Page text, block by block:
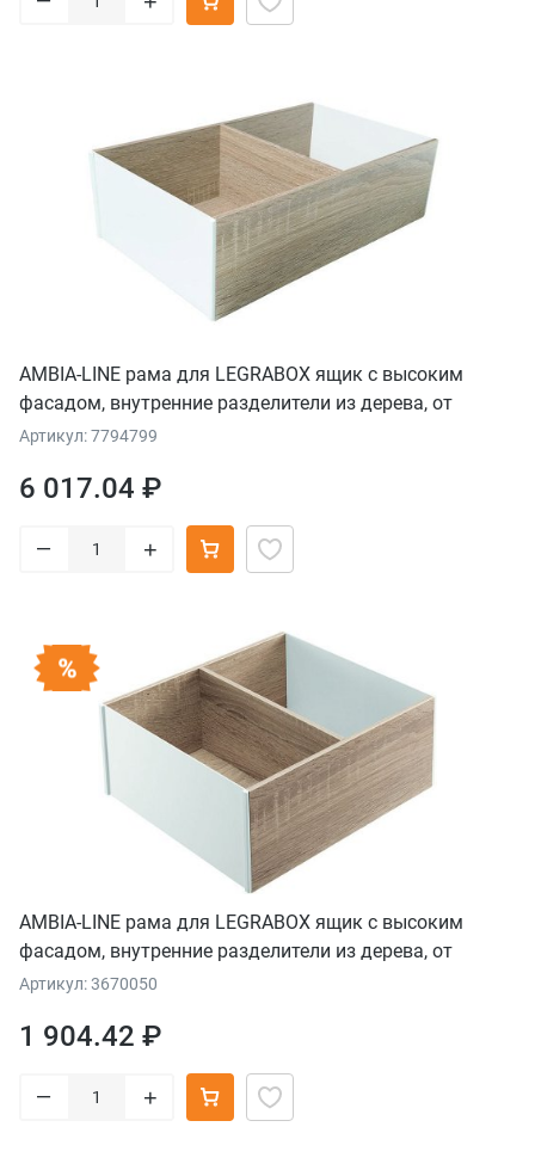
AMBIA-LINE рама для LEGRABOX ящик с высоким
фасадом, внутренние разделители из дерева, от
НД=400 мм, ширина=218 мм, дуб "Бардолино"/белый
Артикул: 7794799
6 017.04 ₽
– +
AMBIA-LINE рама для LEGRABOX ящик с высоким
фасадом, внутренние разделители из дерева, от
НД=270 мм, ширина=242 мм, дуб "Бардолино"/белый
Артикул: 3670050
1 904.42 ₽
– +